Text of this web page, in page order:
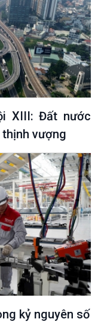
VOV1
Sự kiện - Luận bàn
thời sự
sự kiện
chủ nhật
XIII: Đất nước
vượng
kỷ nguyên số